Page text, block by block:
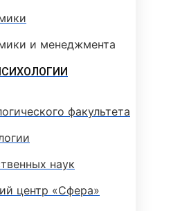
и менеджмента
факультета
наук
центр «Сфера»